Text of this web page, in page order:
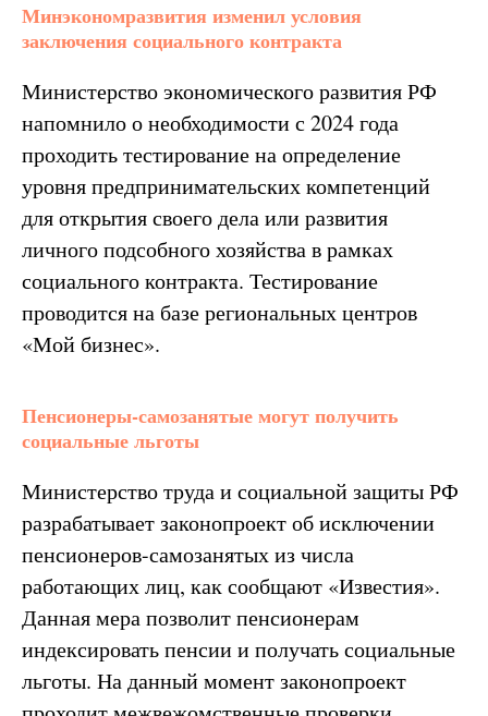
Минэкономразвития изменил условия
заключения социального контракта
Министерство экономического развития РФ
напомнило о необходимости с 2024 года
проходить тестирование на определение
уровня предпринимательских компетенций
для открытия своего дела или развития
личного подсобного хозяйства в рамках
социального контракта. Тестирование
проводится на базе региональных центров
«Мой бизнес».
Пенсионеры-самозанятые могут получить
социальные льготы
Министерство труда и социальной защиты РФ
разрабатывает законопроект об исключении
пенсионеров-самозанятых из числа
работающих лиц, как сообщают «Известия».
Данная мера позволит пенсионерам
индексировать пенсии и получать социальные
льготы. На данный момент законопроект